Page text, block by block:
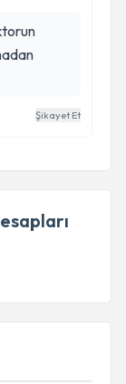
Şikayet Et